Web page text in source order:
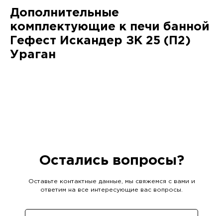
Дополнительные
комплектующие к печи банной
Гефест Искандер ЗК 25 (П2)
Ураган
Остались вопросы?
Оставьте контактные данные, мы свяжемся с вами и
ответим на все интересующие вас вопросы.